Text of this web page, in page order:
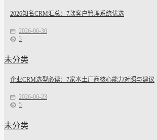
2026知名CRM汇总：7款客户管理系统优选
2026-06-30
3
未分类
企业CRM选型必读：7家本土厂商核心能力对照与建议
2026-06-23
5
未分类